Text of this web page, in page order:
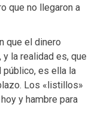
que no llegaron a
que el dinero
la realidad es, que
público, es ella la
Los «listillos»
y hambre para